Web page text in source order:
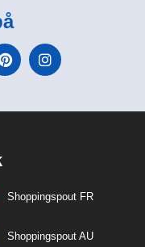
Shoppingspout FR
Shoppingspout AU